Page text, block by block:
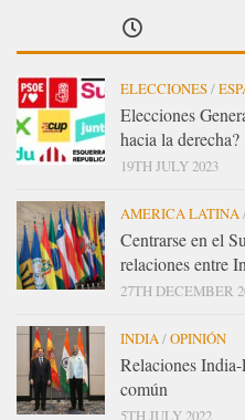
ELECCIONES/
Elecciones
hacia la derecha?
19TH JULY 2023
AMERICA LATINA
Centrarse en el
relaciones entre
27TH DECEMBER
INDIA /OPINIÓN
Relaciones
común
5TH JULY 2022